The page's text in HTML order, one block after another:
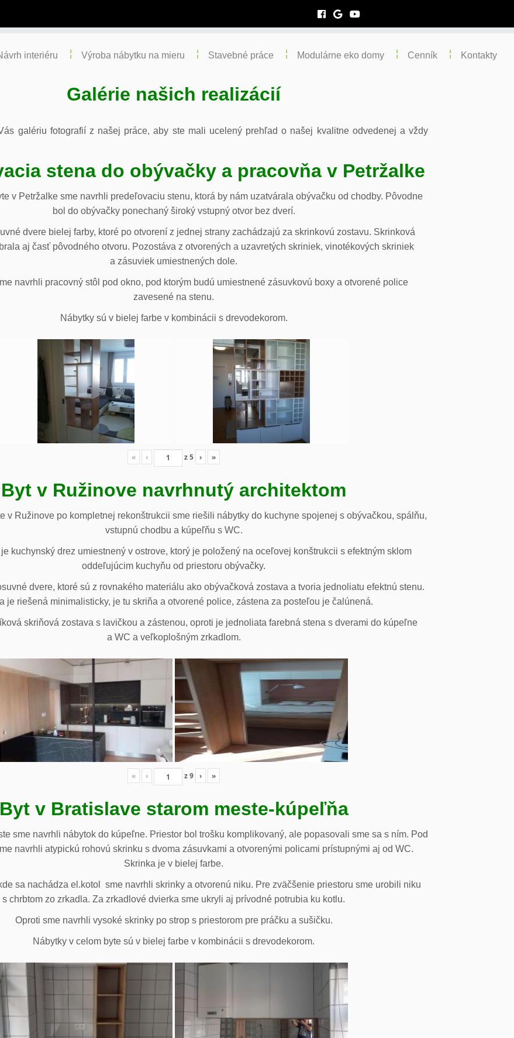
interiéru Výroba nábytku na mieru Stavebné práce Modulárne eko domy Cenník Kontakty
Galérie našich realizácií
galériu fotografií z našej práce, aby ste mali ucelený prehľad o našej kvalitne odvedenej a vždy
stena do obývačky a pracovňa v Petržalke
v Petržalke sme navrhli predeľovaciu stenu, ktorá by nám uzatvárala obývačku od chodby. Pôvodne
bol do obývačky ponechaný široký vstupný otvor bez dverí.
dvere bielej farby, ktoré po otvorení z jednej strany zachádzajú za skrinkovú zostavu. Skrinková
aj časť pôvodného otvoru. Pozostáva z otvorených a uzavretých skriniek, vinotékových skriniek
a zásuviek umiestnených dole.
navrhli pracovný stôl pod okno, pod ktorým budú umiestnené zásuvkovú boxy a otvorené police
zavesené na stenu.
Nábytky sú v bielej farbe v kombinácii s drevodekorom.
« ‹ z5 › »
Byt v Ružinove navrhnutý architektom
v Ružinove po kompletnej rekonštrukcii sme riešili nábytky do kuchyne spojenej s obývačkou, spálňu,
vstupnú chodbu a kúpeľňu s WC.
kuchynský drez umiestnený v ostrove, ktorý je položený na oceľovej konštrukcii s efektným sklom
oddeľujúcim kuchyňu od priestoru obývačky.
dvere, ktoré sú z rovnakého materiálu ako obývačková zostava a tvoria jednoliatu efektnú stenu.
je riešená minimalisticky, je tu skriňa a otvorené police, zástena za posteľou je čalúnená.
skriňová zostava s lavičkou a zástenou, oproti je jednoliata farebná stena s dverami do kúpeľne
a WC a veľkoplošným zrkadlom.
« ‹ z9 › »
Byt v Bratislave starom meste-kúpeľňa
sme navrhli nábytok do kúpeľne. Priestor bol trošku komplikovaný, ale popasovali sme sa s ním. Pod
navrhli atypickú rohovú skrinku s dvoma zásuvkami a otvorenými policami prístupnými aj od WC.
Skrinka je v bielej farbe.
sa nachádza el.kotol sme navrhli skrinky a otvorenú niku. Pre zväčšenie priestoru sme urobili niku
s chrbtom zo zrkadla. Za zrkadlové dvierka sme ukryli aj prívodné potrubia ku kotlu.
Oproti sme navrhli vysoké skrinky po strop s priestorom pre práčku a sušičku.
Nábytky v celom byte sú v bielej farbe v kombinácii s drevodekorom.